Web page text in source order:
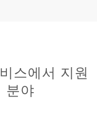
스에서 지원
분야